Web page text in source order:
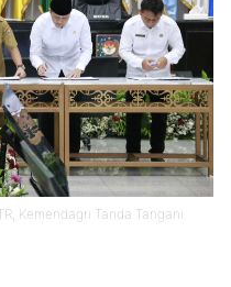
Kemendagri Tanda Tangani